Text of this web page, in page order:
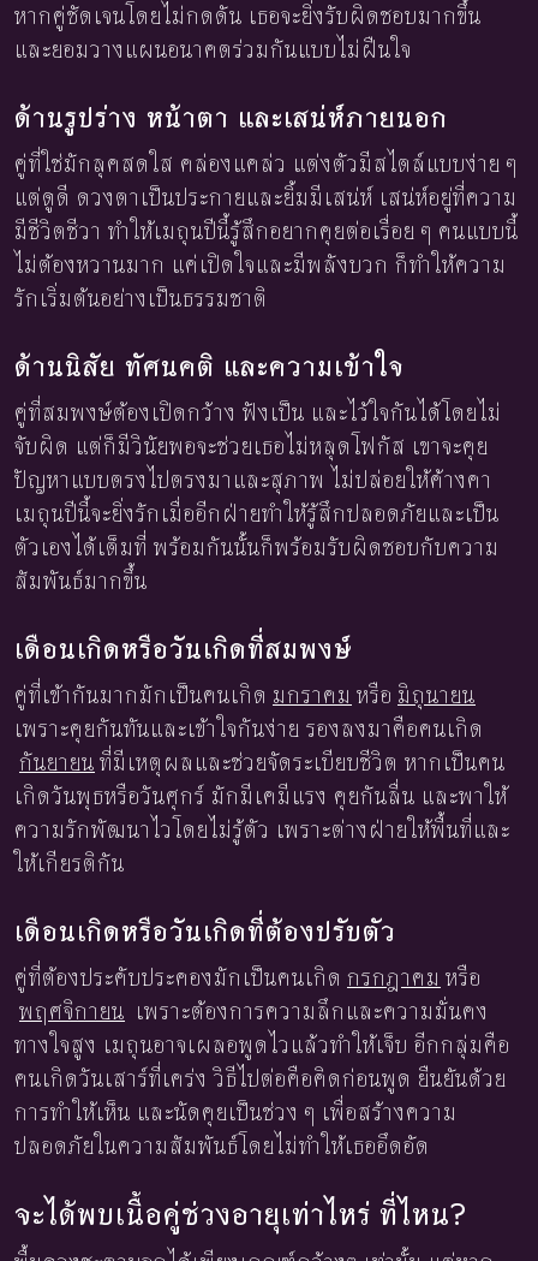
หากคู่ชัดเจนโดยไม่กดดัน เธอจะยิ่งรับผิดชอบมากขึ้น
และยอมวางแผนอนาคตร่วมกันแบบไม่ฝืนใจ
ด้านรูปร่าง หน้าตา และเสน่ห์ภายนอก
คู่ที่ใช่มักลุคสดใส คล่องแคล่ว แต่งตัวมีสไตล์แบบง่าย ๆ
แต่ดูดี ดวงตาเป็นประกายและยิ้มมีเสน่ห์ เสน่ห์อยู่ที่ความ
มีชีวิตชีวา ทำให้เมถุนปีนี้รู้สึกอยากคุยต่อเรื่อย ๆ คนแบบนี้
ไม่ต้องหวานมาก แค่เปิดใจและมีพลังบวก ก็ทำให้ความ
รักเริ่มต้นอย่างเป็นธรรมชาติ
ด้านนิสัย ทัศนคติ และความเข้าใจ
คู่ที่สมพงษ์ต้องเปิดกว้าง ฟังเป็น และไว้ใจกันได้โดยไม่
จับผิด แต่ก็มีวินัยพอจะช่วยเธอไม่หลุดโฟกัส เขาจะคุย
ปัญหาแบบตรงไปตรงมาและสุภาพ ไม่ปล่อยให้ค้างคา
เมถุนปีนี้จะยิ่งรักเมื่ออีกฝ่ายทำให้รู้สึกปลอดภัยและเป็น
ตัวเองได้เต็มที่ พร้อมกันนั้นก็พร้อมรับผิดชอบกับความ
สัมพันธ์มากขึ้น
เดือนเกิดหรือวันเกิดที่สมพงษ์
คู่ที่เข้ากันมากมักเป็นคนเกิด มกราคม หรือ มิถุนายน
เพราะคุยกันทันและเข้าใจกันง่าย รองลงมาคือคนเกิด
กันยายน ที่มีเหตุผลและช่วยจัดระเบียบชีวิต หากเป็นคน
เกิดวันพุธหรือวันศุกร์ มักมีเคมีแรง คุยกันลื่น และพาให้
ความรักพัฒนาไวโดยไม่รู้ตัว เพราะต่างฝ่ายให้พื้นที่และ
ให้เกียรติกัน
เดือนเกิดหรือวันเกิดที่ต้องปรับตัว
คู่ที่ต้องประคับประคองมักเป็นคนเกิด กรกฎาคม หรือ
พฤศจิกายน เพราะต้องการความลึกและความมั่นคง
ทางใจสูง เมถุนอาจเผลอพูดไวแล้วทำให้เจ็บ อีกกลุ่มคือ
คนเกิดวันเสาร์ที่เคร่ง วิธีไปต่อคือคิดก่อนพูด ยืนยันด้วย
การทำให้เห็น และนัดคุยเป็นช่วง ๆ เพื่อสร้างความ
ปลอดภัยในความสัมพันธ์โดยไม่ทำให้เธออึดอัด
จะได้พบเนื้อคู่ช่วงอายุเท่าไหร่ ที่ไหน?